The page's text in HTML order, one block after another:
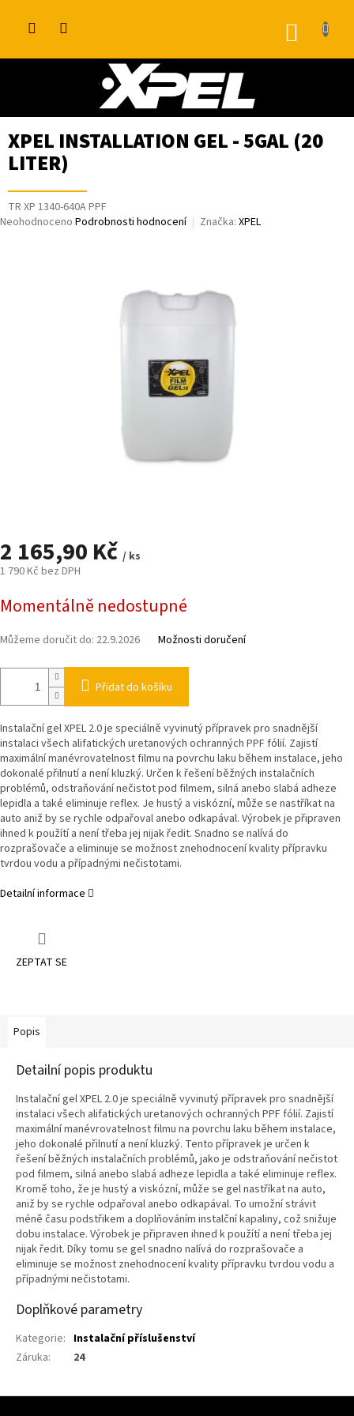
XPEL INSTALLATION GEL - 5GAL (20
LITER)
TR XP 1340-640A PPF
Průměrné
Neohodnoceno Podrobnosti hodnocení Značka: XPEL
2 165,90 Kč / ks
1 790 Kč bez DPH
cena:
Momentálně nedostupné
Můžeme doručit do: 22.9.2026 Možnosti doručení
Přidat do košíku
Instalační gel XPEL 2.0 je speciálně vyvinutý přípravek pro snadnější
instalaci všech alifatických uretanových ochranných PPF fólií. Zajistí
maximální manévrovatelnost filmu na povrchu laku během instalace, jeho
dokonalé přilnutí a není kluzký. Určen k řešení běžných instalačních
problémů, odstraňování nečistot pod filmem, silná anebo slabá adheze
lepidla a také eliminuje reflex. Je hustý a viskózní, může se nastříkat na
auto aniž by se rychle odpařoval anebo odkapával. Výrobek je připraven
ihned k použítí a není třeba jej nijak ředit. Snadno se nalívá do
rozprašovače a eliminuje se možnost znehodnocení kvality přípravku
tvrdou vodu a případnými nečistotami.
Detailní informace
ZEPTAT SE
Popis
Detailní popis produktu
Instalační gel XPEL 2.0 je speciálně vyvinutý přípravek pro snadnější
instalaci všech alifatických uretanových ochranných PPF fólií. Zajistí
maximální manévrovatelnost filmu na povrchu laku během instalace,
jeho dokonalé přilnutí a není kluzký. Tento přípravek je určen k
řešení běžných instalačních problémů, jako je odstraňování nečistot
pod filmem, silná anebo slabá adheze lepidla a také eliminuje reflex.
Kromě toho, že je hustý a viskózní, může se gel nastříkat na auto,
aniž by se rychle odpařoval anebo odkapával. To umožní strávit
méně času podstřikem a doplňováním instalční kapaliny, což snižuje
dobu instalace. Výrobek je připraven ihned k použítí a není třeba jej
nijak ředit. Díky tomu se gel snadno nalívá do rozprašovače a
eliminuje se možnost znehodnocení kvality přípravku tvrdou vodu a
případnými nečistotami.
Doplňkové parametry
Kategorie: Instalační příslušenství
Záruka: 24
Z